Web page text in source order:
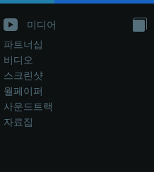
미디어
파트너십
비디오
스크린샷
월페이퍼
사운드트랙
자료집